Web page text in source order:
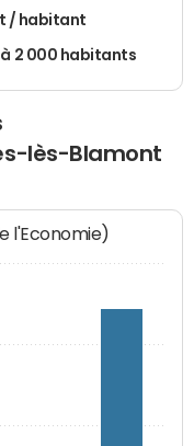
/ habitant
à 2 000 habitants
lès-Blamont
l'Economie)